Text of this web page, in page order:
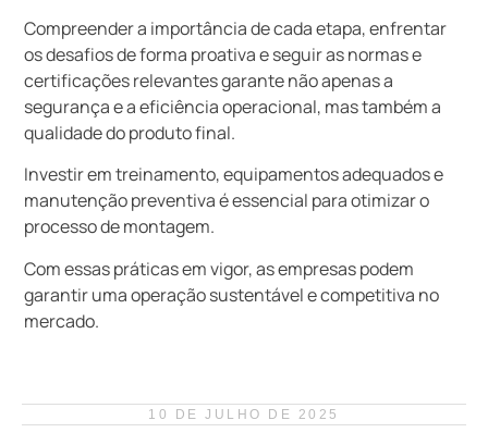
Compreender a importância de cada etapa, enfrentar
os desafios de forma proativa e seguir as normas e
certificações relevantes garante não apenas a
segurança e a eficiência operacional, mas também a
qualidade do produto final.
Investir em treinamento, equipamentos adequados e
manutenção preventiva é essencial para otimizar o
processo de montagem.
Com essas práticas em vigor, as empresas podem
garantir uma operação sustentável e competitiva no
mercado.
10 DE JULHO DE 2025